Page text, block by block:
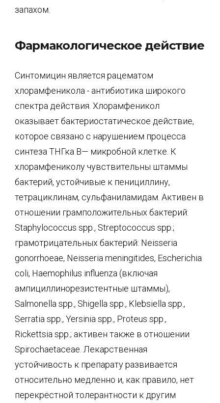
запахом.
Фармакологическое действие
Синтомицин является рацематом
хлорамфеникола - антибиотика широкого
спектра действия. Хлорамфеникол
оказывает бактериостатическое действие,
которое связано с нарушением процесса
синтеза ТНГка В— микробной клетке. К
хлорамфениколу чувствительны штаммы
бактерий, устойчивые к пенициллину,
тетрациклинам, сульфаниламидам. Активен в
отношении грамположительных бактерий:
Staphylococcus spp., Streptococcus spp.;
грамотрицательных бактерий: Neisseria
gonorrhoeae, Neisseria meningitides, Escherichia
coli, Haemophilus influenza (включая
ампициллинорезистентные штаммы),
Salmonella spp., Shigella spp., Klebsiella spp.,
Serratia spp., Yersinia spp., Proteus spp.,
Rickettsia spp.; активен также в отношении
Spirochaetaceae. Лекарственная
устойчивость к препарату развивается
относительно медленно и, как правило, нет
перекрёстной толерантности к другим